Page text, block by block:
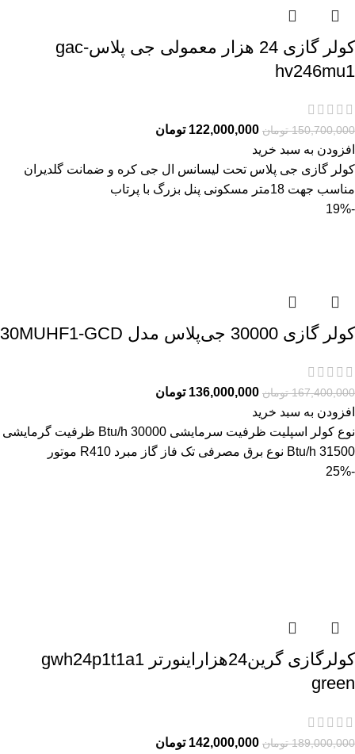
کولر گازی 24 هزار معمولی جی پلاسgac-
hv246mu1
150,700,000 تومان 122,000,000 تومان
افزودن به سبد خرید
کولر گازی جی پلاس تحت لیسانس ال جی کره و ضمانت گلدیران
مناسب جهت 18متر مسکونی پنل بزرگ با پرتاب
-19%
کولر گازی 30000 جی‌پلاس مدل 30MUHF1-GCD
167,400,000 تومان 136,000,000 تومان
افزودن به سبد خرید
نوع کولر اسپلیت ظرفیت سرمایشی Btu/h 30000 ظرفیت گرمایشی
Btu/h 31500 نوع برق مصرفی تک فاز گاز مبرد R410 موتور
-25%
کولرگازی گرین24هزاراینورتر gwh24p1t1a1
green
189,000,000 تومان 142,000,000 تومان